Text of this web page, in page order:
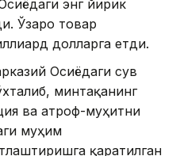
энг йирик
Ўзаро товар
долларга етди.
Осиёдаги сув
минтақанинг
ва атроф-муҳитни
муҳим
қаратилган